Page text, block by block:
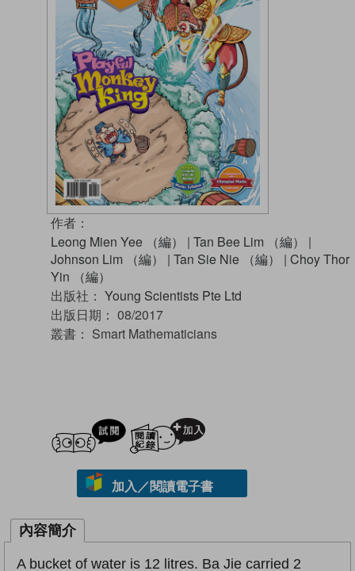
作者：
Leong Mien Yee （編）
| Tan Bee Lim （編）
|
Johnson Lim （編）
| Tan Sie Nie （編） | Choy Thor
Yin （編）
出版社： Young Scientists Pte Ltd
出版日期： 08/2017
叢書： Smart Mathematicians
試閲
加入／閱讀電子書
內容簡介
A bucket of water is 12 litres. Ba Jie carried 2